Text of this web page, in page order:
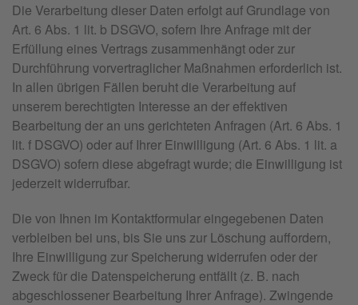
Die Verarbeitung dieser Daten erfolgt auf Grundlage von
Art. 6 Abs. 1 lit. b DSGVO, sofern Ihre Anfrage mit der
Erfüllung eines Vertrags zusammenhängt oder zur
Durchführung vorvertraglicher Maßnahmen erforderlich ist.
In allen übrigen Fällen beruht die Verarbeitung auf
unserem berechtigten Interesse an der effektiven
Bearbeitung der an uns gerichteten Anfragen (Art. 6 Abs. 1
lit. f DSGVO) oder auf Ihrer Einwilligung (Art. 6 Abs. 1 lit. a
DSGVO) sofern diese abgefragt wurde; die Einwilligung ist
jederzeit widerrufbar.
Die von Ihnen im Kontaktformular eingegebenen Daten
verbleiben bei uns, bis Sie uns zur Löschung auffordern,
Ihre Einwilligung zur Speicherung widerrufen oder der
Zweck für die Datenspeicherung entfällt (z. B. nach
abgeschlossener Bearbeitung Ihrer Anfrage). Zwingende